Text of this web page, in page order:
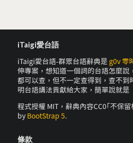
iTaigi愛台語
iTaigi愛台語-群眾台語辭典是 g0v 零
伸專案，想知道一個詞的台語怎麼說
都可以查，但不一定查得到，查不到
明台語講法貢獻給大家，簡單說就是
程式授權 MIT，辭典內容CC0｢不保
by BootStrap 5.
條款